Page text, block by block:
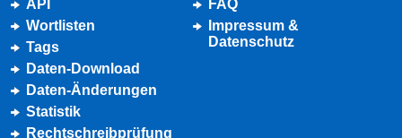
API
Wortlisten
Tags
Daten-Download
Daten-Änderungen
Statistik
Rechtschreibprüfung
FAQ
Impressum &
Datenschutz